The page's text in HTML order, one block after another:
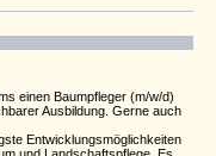
einen Baumpfleger (m/w/d)
Ausbildung. Gerne auch
Entwicklungsmöglichkeiten